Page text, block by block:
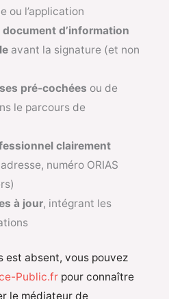
ou l’application
document d’information
avant la signature (et non
pré-cochées ou de
le parcours de
clairement
numéro ORIAS
à jour, intégrant les
est absent, vous pouvez
Public.fr pour connaître
le médiateur de